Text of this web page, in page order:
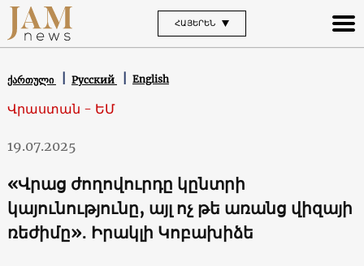
ՀԱՅԵՐԵՆ
ქართული Русский English
Վրաստան - ԵՄ
19.07.2025
«Վրաց ժողովուրդը կընտրի
կայունությունը, այլ ոչ թե առանց վիզայի
ռեժիմը»․ Իրակլի Կոբախիձե